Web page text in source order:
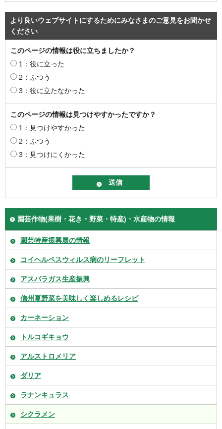
より良いウェブサイトにするためにみなさまのご意見をお聞かせ
ください
このページの情報は役に立ちましたか？
1：役に立った
2：ふつう
3：役に立たなかった
このページの情報は見つけやすかったですか？
1：見つけやすかった
2：ふつう
3：見つけにくかった
園芸作物(果樹・花き・野菜・特産)・水産物の情報
園芸特産振興展の情報
コイヘルペスウィルス病のリーフレット
アスパラガス生産振興
信州夏野菜を美味しく楽しめるレシピ
カーネーション
トルコギキョウ
アルストロメリア
ダリア
ラナンキュラス
シクラメン